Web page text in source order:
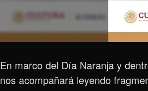
En marco del Día Naranja y
nos acompañará leyendo